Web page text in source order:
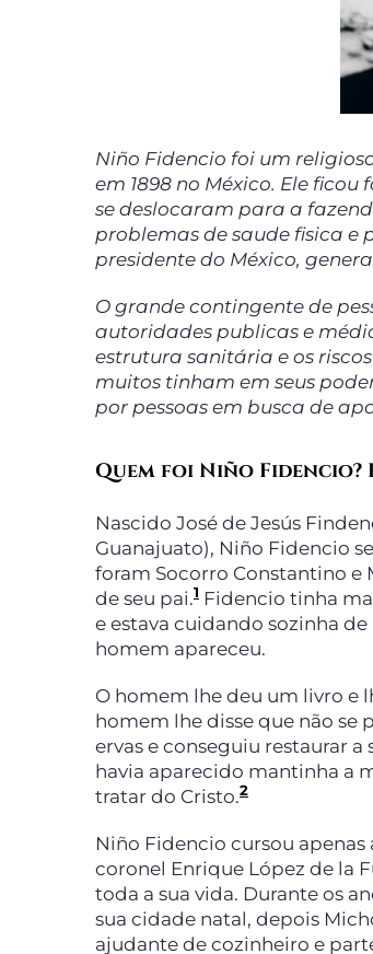
Niño Fidencio foi um
em 1898 no México. Ele
se deslocaram para a
problemas de saude fisica e
presidente do México,
O grande contingente de
autoridades publicas e
estrutura sanitária e os
muitos tinham em seus
por pessoas em busca de
Quem foi Niño Fidencio?
Nascido José de Jesús
Guanajuato), Niño Fidencio
foram Socorro Constantino e
de seu pai.1 Fidencio tinha
e estava cuidando sozinha
homem apareceu.
O homem lhe deu um livro e
homem lhe disse que não se
ervas e conseguiu restaurar
havia aparecido mantinha a
tratar do Cristo.2
Niño Fidencio cursou
coronel Enrique López de la
toda a sua vida. Durante os
sua cidade natal, depois
ajudante de cozinheiro e